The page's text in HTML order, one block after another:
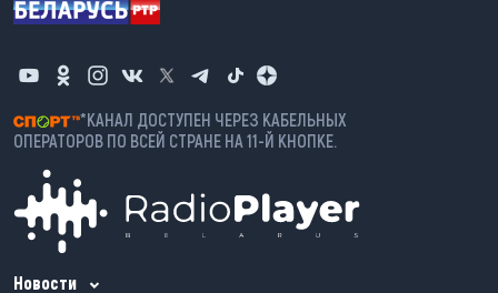
*КАНАЛ ДОСТУПЕН ЧЕРЕЗ КАБЕЛЬНЫХ
ОПЕРАТОРОВ ПО ВСЕЙ СТРАНЕ НА 11-Й КНОПКЕ.
Новости